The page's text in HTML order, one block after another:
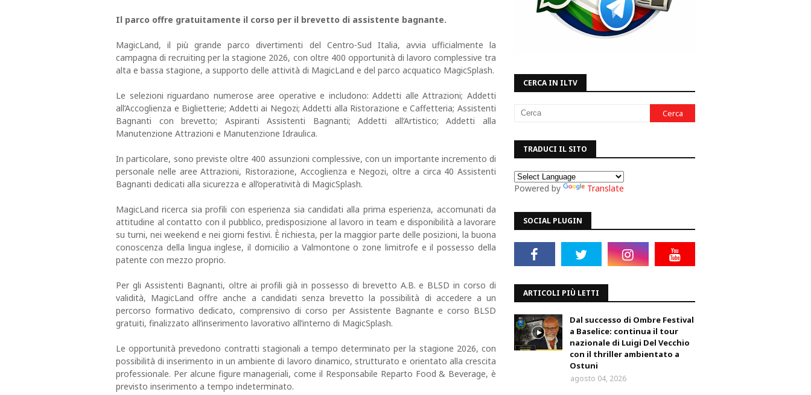
Il parco offre gratuitamente il corso per il brevetto di assistente bagnante.
MagicLand, il più grande parco divertimenti del Centro-Sud Italia, avvia ufficialmente la
campagna di recruiting per la stagione 2026, con oltre 400 opportunità di lavoro complessive tra
alta e bassa stagione, a supporto delle attività di MagicLand e del parco acquatico MagicSplash.
Le selezioni riguardano numerose aree operative e includono: Addetti alle Attrazioni; Addetti
all’Accoglienza e Biglietterie; Addetti ai Negozi; Addetti alla Ristorazione e Caffetteria; Assistenti
Bagnanti con brevetto; Aspiranti Assistenti Bagnanti; Addetti all’Artistico; Addetti alla
Manutenzione Attrazioni e Manutenzione Idraulica.
In particolare, sono previste oltre 400 assunzioni complessive, con un importante incremento di
personale nelle aree Attrazioni, Ristorazione, Accoglienza e Negozi, oltre a circa 40 Assistenti
Bagnanti dedicati alla sicurezza e all’operatività di MagicSplash.
MagicLand ricerca sia profili con esperienza sia candidati alla prima esperienza, accomunati da
attitudine al contatto con il pubblico, predisposizione al lavoro in team e disponibilità a lavorare
su turni, nei weekend e nei giorni festivi. È richiesta, per la maggior parte delle posizioni, la buona
conoscenza della lingua inglese, il domicilio a Valmontone o zone limitrofe e il possesso della
patente con mezzo proprio.
Per gli Assistenti Bagnanti, oltre ai profili già in possesso di brevetto A.B. e BLSD in corso di
validità, MagicLand offre anche a candidati senza brevetto la possibilità di accedere a un
percorso formativo dedicato, comprensivo di corso per Assistente Bagnante e corso BLSD
gratuiti, finalizzato all’inserimento lavorativo all’interno di MagicSplash.
Le opportunità prevedono contratti stagionali a tempo determinato per la stagione 2026, con
possibilità di inserimento in un ambiente di lavoro dinamico, strutturato e orientato alla crescita
professionale. Per alcune figure manageriali, come il Responsabile Reparto Food & Beverage, è
previsto inserimento a tempo indeterminato.
CERCA IN ILTV
TRADUCI IL SITO
Powered by Translate
SOCIAL PLUGIN
ARTICOLI PIÙ LETTI
Dal successo di Ombre Festival
a Baselice: continua il tour
nazionale di Luigi Del Vecchio
con il thriller ambientato a
Ostuni
agosto 04, 2026